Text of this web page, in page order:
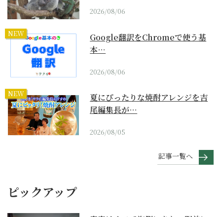
2026/08/06
NEW
Google翻訳をChromeで使う基
本…
2026/08/06
NEW
夏にぴったりな焼酎アレンジを吉
尾編集長が…
2026/08/05
記事一覧へ
ピックアップ